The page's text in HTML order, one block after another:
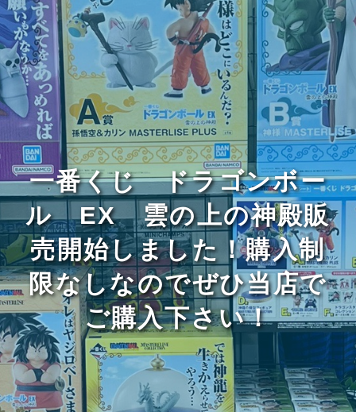
一番くじ ドラゴンボー
ル EX 雲の上の神殿販
売開始しました！購入制
限なしなのでぜひ当店で
ご購入下さい！